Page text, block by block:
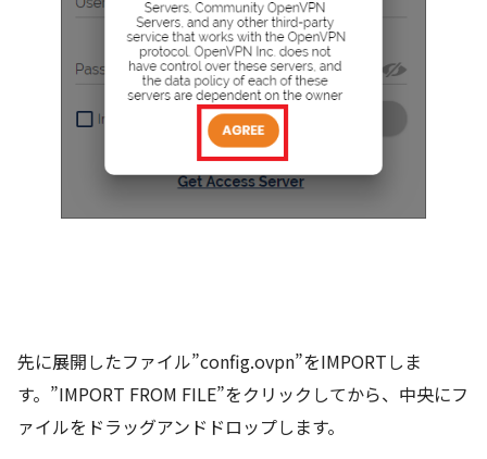
先に展開したファイル”config.ovpn”をIMPORTしま
す。”IMPORT FROM FILE”をクリックしてから、中央にフ
ァイルをドラッグアンドドロップします。